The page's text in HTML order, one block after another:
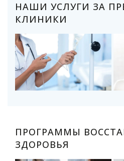
НАШИ УСЛУГИ ЗА
КЛИНИКИ
ПРОГРАММЫ
ЗДОРОВЬЯ